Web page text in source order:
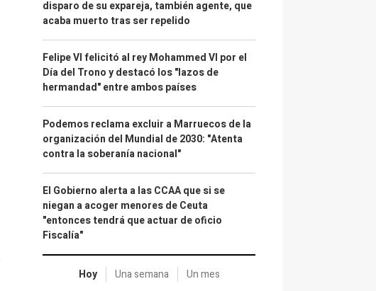
disparo de su expareja, también agente, que
acaba muerto tras ser repelido
Felipe VI felicitó al rey Mohammed VI por el
Día del Trono y destacó los "lazos de
hermandad" entre ambos países
Podemos reclama excluir a Marruecos de la
organización del Mundial de 2030: "Atenta
contra la soberanía nacional"
El Gobierno alerta a las CCAA que si se
niegan a acoger menores de Ceuta
"entonces tendrá que actuar de oficio
Fiscalía"
Hoy Una semana Un mes